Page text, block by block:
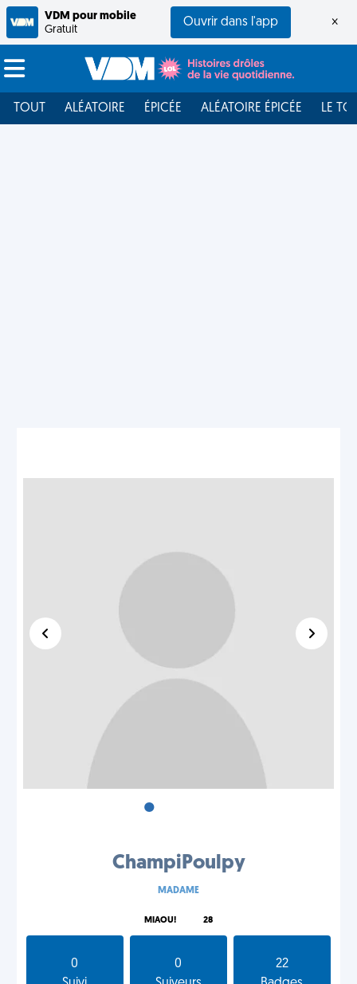
VDM pour mobile
Gratuit
Ouvrir dans l'app ×
TOUT ALÉATOIRE ÉPICÉE ALÉATOIRE ÉPICÉE LE
•
ChampiPoulpy
MADAME
MIAOU! 28
0
0
22